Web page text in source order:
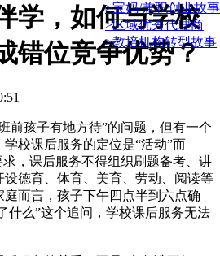
>宝妈/兼职创业故事
>区域优秀代理商
>教培机构转型故事
学，如何与学校
错位竞争优势？
前孩子有地方待”的问题，但有一个
校课后服务的定位是“活动”而
，课后服务不得组织刷题备考、讲
德育、体育、美育、劳动、阅读等
而言，孩子下午四点半到六点确
什么”这个追问，学校课后服务无法